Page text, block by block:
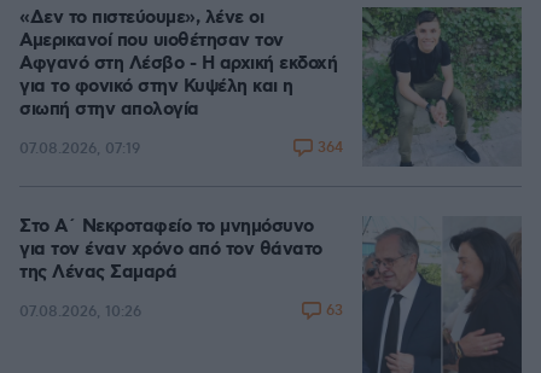
«Δεν το πιστεύουμε», λένε οι
Αμερικανοί που υιοθέτησαν τον
Αφγανό στη Λέσβο - Η αρχική εκδοχή
για το φονικό στην Κυψέλη και η
σιωπή στην απολογία
07.08.2026, 07:19 364
Στο Α΄ Νεκροταφείο το μνημόσυνο
για τον έναν χρόνο από τον θάνατο
της Λένας Σαμαρά
07.08.2026, 10:26 63